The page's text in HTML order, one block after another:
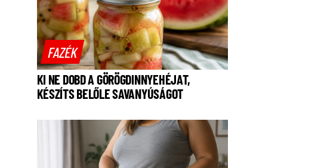
FAZÉK
KI NE DOBD A GÖRÖGDINNYEHÉJAT,
KÉSZÍTS BELŐLE SAVANYÚSÁGOT